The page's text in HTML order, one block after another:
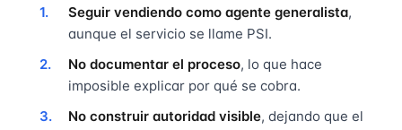
Seguir vendiendo como agente generalista,
aunque el servicio se llame PSI.
No documentar el proceso, lo que hace
imposible explicar por qué se cobra.
No construir autoridad visible, dejando que el